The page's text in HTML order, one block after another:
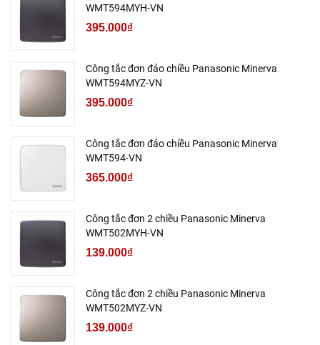
WMT594MYH-VN
395.000₫
Công tắc đơn đảo chiều Panasonic Minerva
WMT594MYZ-VN
395.000₫
Công tắc đơn đảo chiều Panasonic Minerva
WMT594-VN
365.000₫
Công tắc đơn 2 chiều Panasonic Minerva
WMT502MYH-VN
139.000₫
Công tắc đơn 2 chiều Panasonic Minerva
WMT502MYZ-VN
139.000₫